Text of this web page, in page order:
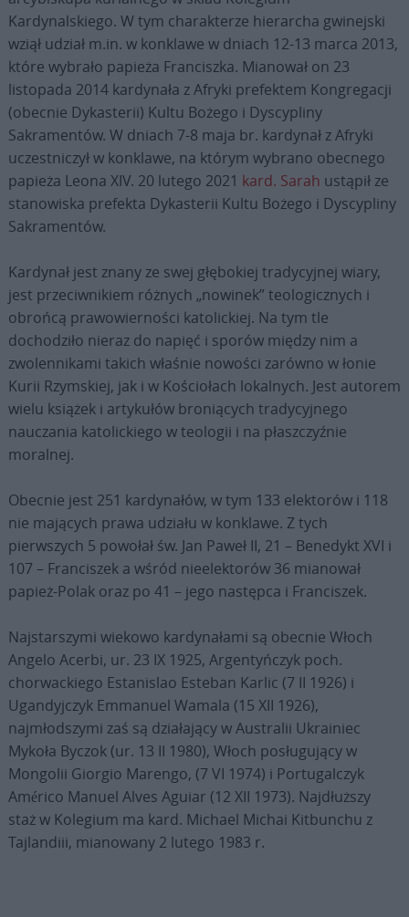
Kardynalskiego. W tym charakterze hierarcha gwinejski
wziął udział m.in. w konklawe w dniach 12-13 marca 2013,
które wybrało papieża Franciszka. Mianował on 23
listopada 2014 kardynała z Afryki prefektem Kongregacji
(obecnie Dykasterii) Kultu Bożego i Dyscypliny
Sakramentów. W dniach 7-8 maja br. kardynał z Afryki
uczestniczył w konklawe, na którym wybrano obecnego
papieża Leona XIV. 20 lutego 2021 kard. Sarah ustąpił ze
stanowiska prefekta Dykasterii Kultu Bożego i Dyscypliny
Sakramentów.
Kardynał jest znany ze swej głębokiej tradycyjnej wiary,
jest przeciwnikiem różnych „nowinek” teologicznych i
obrońcą prawowierności katolickiej. Na tym tle
dochodziło nieraz do napięć i sporów między nim a
zwolennikami takich właśnie nowości zarówno w łonie
Kurii Rzymskiej, jak i w Kościołach lokalnych. Jest autorem
wielu książek i artykułów broniących tradycyjnego
nauczania katolickiego w teologii i na płaszczyźnie
moralnej.
Obecnie jest 251 kardynałów, w tym 133 elektorów i 118
nie mających prawa udziału w konklawe. Z tych
pierwszych 5 powołał św. Jan Paweł II, 21 – Benedykt XVI i
107 – Franciszek a wśród nieelektorów 36 mianował
papież-Polak oraz po 41 – jego następca i Franciszek.
Najstarszymi wiekowo kardynałami są obecnie Włoch
Angelo Acerbi, ur. 23 IX 1925, Argentyńczyk poch.
chorwackiego Estanislao Esteban Karlic (7 II 1926) i
Ugandyjczyk Emmanuel Wamala (15 XII 1926),
najmłodszymi zaś są działający w Australii Ukrainiec
Mykoła Byczok (ur. 13 II 1980), Włoch posługujący w
Mongolii Giorgio Marengo, (7 VI 1974) i Portugalczyk
Américo Manuel Alves Aguiar (12 XII 1973). Najdłuższy
staż w Kolegium ma kard. Michael Michai Kitbunchu z
Tajlandiii, mianowany 2 lutego 1983 r.